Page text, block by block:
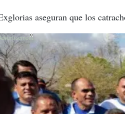
aseguran que los
X